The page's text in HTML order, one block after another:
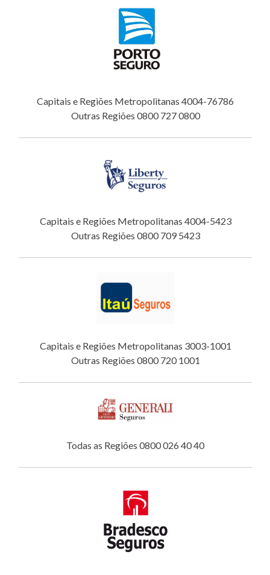
Capitais e Regiões Metropolitanas 4004-76786
Outras Regiões 0800 727 0800
Capitais e Regiões Metropolitanas 4004-5423
Outras Regiões 0800 709 5423
Capitais e Regiões Metropolitanas 3003-1001
Outras Regiões 0800 720 1001
Todas as Regiões 0800 026 40 40